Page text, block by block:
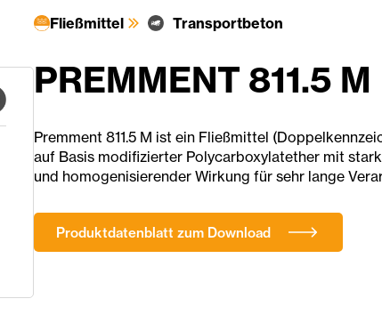
Fließmittel Transportbeton
PREMMENT 811.5 M
Premment 811.5 M ist ein Fließmittel
auf Basis modifizierter Polycarboxylatether mit
und homogenisierender Wirkung für sehr lange
Produktdatenblatt zum Download